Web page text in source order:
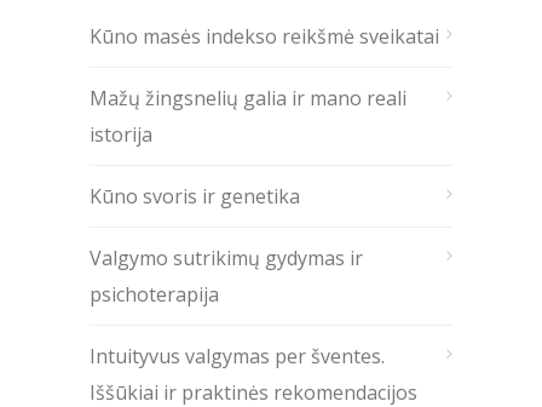
Kūno masės indekso reikšmė sveikatai
Mažų žingsnelių galia ir mano reali
istorija
Kūno svoris ir genetika
Valgymo sutrikimų gydymas ir
psichoterapija
Intuityvus valgymas per šventes.
Iššūkiai ir praktinės rekomendacijos